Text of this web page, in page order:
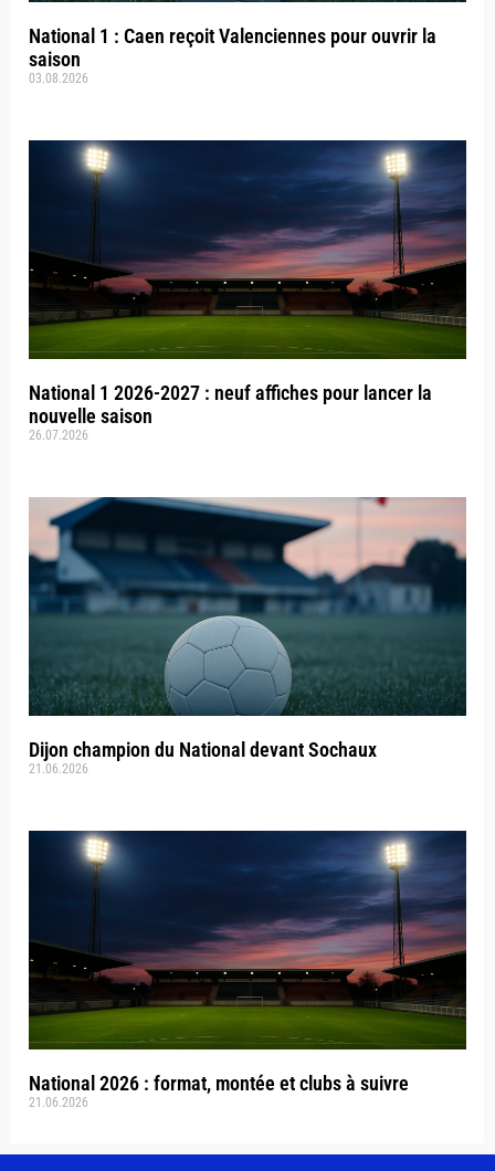
National 1 : Caen reçoit Valenciennes pour ouvrir la
saison
03.08.2026
National 1 2026-2027 : neuf affiches pour lancer la
nouvelle saison
26.07.2026
Dijon champion du National devant Sochaux
21.06.2026
National 2026 : format, montée et clubs à suivre
21.06.2026